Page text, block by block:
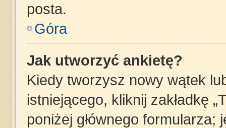
posta.
Góra
Jak utworzyć ankietę?
Kiedy tworzysz nowy wątek
istniejącego, kliknij zakładkę
poniżej głównego